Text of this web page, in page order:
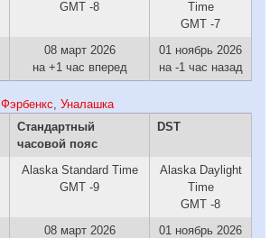
GMT -8
Time
GMT -7
08 март 2026
на +1 час вперед
01 ноябрь 2026
на -1 час назад
Фэрбенкс Уналашка
Стандартный
часовой пояс
DST
Alaska Standard Time
GMT -9
Alaska Daylight
Time
GMT -8
08 март 2026
01 ноябрь 2026